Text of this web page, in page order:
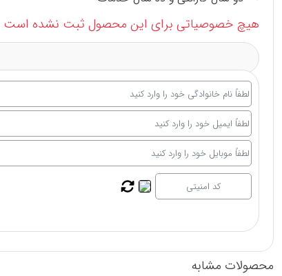
هیچ خصوصیاتی برای این محصول ثبت نشده است
محصولات مشابه